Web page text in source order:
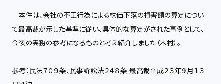
本件は、会社の不正行為による株価下落の損害額の算定につい
て最高裁が示した基準に従い、具体的な算定がされた事例として、
今後の実務の参考になるものと考え紹介しました（木村）。
参考：民法７０９条、民事訴訟法２４８条 最高裁平成２３年９月１３